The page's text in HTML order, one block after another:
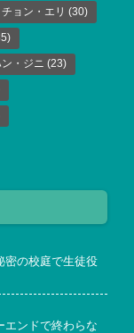
チョン・エリ (30)
・ジニ (23)
密の校庭で生徒役
エンドで終わらな